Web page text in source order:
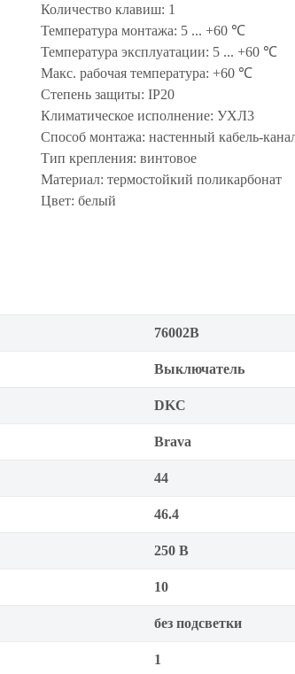
Количество клавиш: 1
Температура монтажа: 5 ... +60 ℃
Температура эксплуатации: 5 ... +60 ℃
Макс. рабочая температура: +60 ℃
Степень защиты: IP20
Климатическое исполнение: УХЛ3
Способ монтажа: настенный кабель-
Тип крепления: винтовое
Материал: термостойкий поликарбонат
Цвет: белый
76002B
Выключатель
DKC
Brava
44
46.4
250 В
10
без подсветки
1